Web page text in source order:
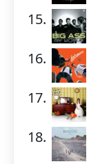
15.
16.
17.
18.